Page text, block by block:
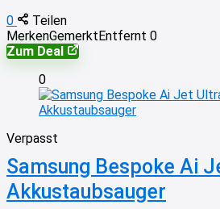
0
Teilen
MerkenGemerktEntfernt 0
Zum Deal
0
Verpasst
Samsung Bespoke Ai
Akkustaubsauger